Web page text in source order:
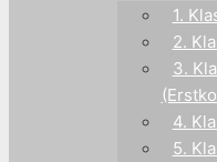
1.
2.
3.
4.
5.